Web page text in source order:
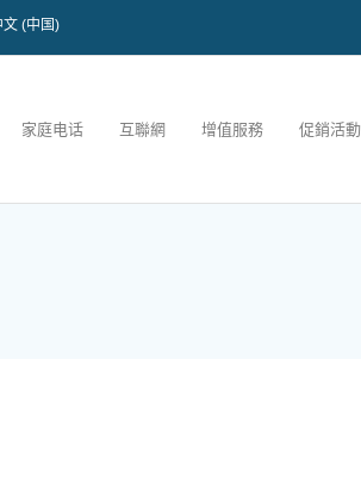
文 (中国)
家庭电话 互聯網 增值服務 促銷活動